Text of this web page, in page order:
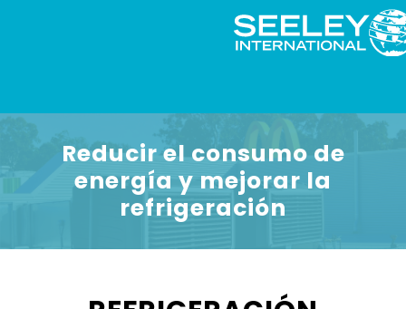
Reducir el consumo de
energía y mejorar la
refrigeración